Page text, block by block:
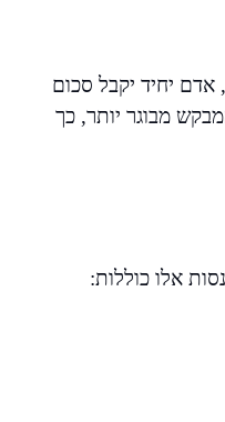
יחיד יקבל סכום
מבוגר יותר, כך
אלו כוללות: